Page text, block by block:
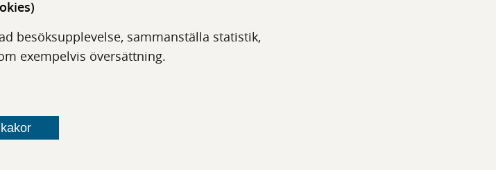
besöksupplevelse, sammanställa statistik,
exempelvis översättning.
Digitala tjänster
Tillgänglighet